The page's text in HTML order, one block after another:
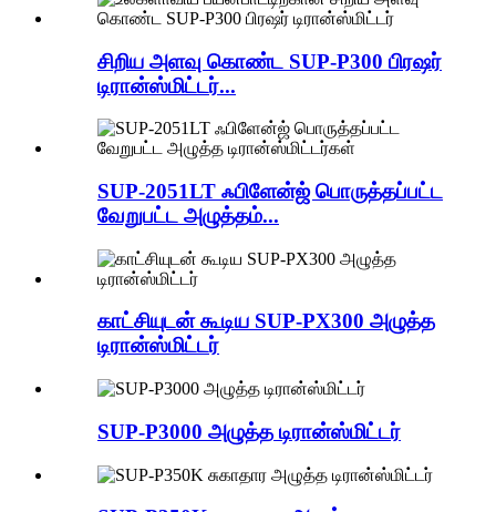
சிறிய அளவு கொண்ட SUP-P300 பிரஷர்
டிரான்ஸ்மிட்டர்...
SUP-2051LT ஃபிளேன்ஜ் பொருத்தப்பட்ட
வேறுபட்ட அழுத்தம்...
காட்சியுடன் கூடிய SUP-PX300 அழுத்த
டிரான்ஸ்மிட்டர்
SUP-P3000 அழுத்த டிரான்ஸ்மிட்டர்